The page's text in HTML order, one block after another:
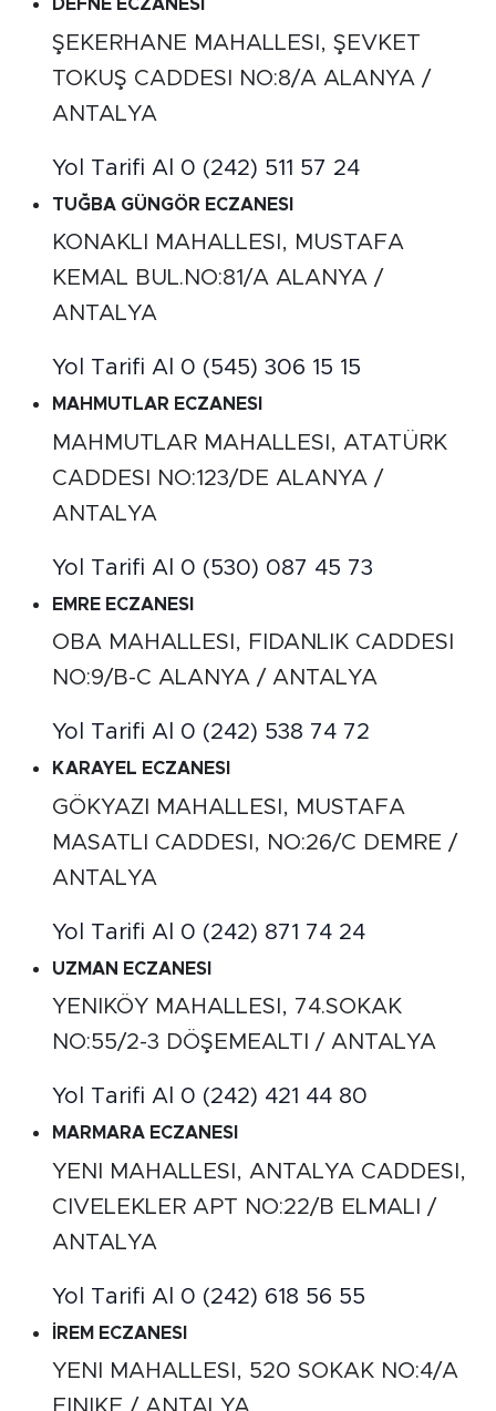
DEFNE ECZANESI
ŞEKERHANE MAHALLESI, ŞEVKET
TOKUŞ CADDESI NO:8/A ALANYA /
ANTALYA
Yol Tarifi Al 0 (242) 511 57 24
TUĞBA GÜNGÖR ECZANESI
KONAKLI MAHALLESI, MUSTAFA
KEMAL BUL.NO:81/A ALANYA /
ANTALYA
Yol Tarifi Al 0 (545) 306 15 15
MAHMUTLAR ECZANESI
MAHMUTLAR MAHALLESI, ATATÜRK
CADDESI NO:123/DE ALANYA /
ANTALYA
Yol Tarifi Al 0 (530) 087 45 73
EMRE ECZANESI
OBA MAHALLESI, FIDANLIK CADDESI
NO:9/B-C ALANYA / ANTALYA
Yol Tarifi Al 0 (242) 538 74 72
KARAYEL ECZANESI
GÖKYAZI MAHALLESI, MUSTAFA
MASATLI CADDESI, NO:26/C DEMRE /
ANTALYA
Yol Tarifi Al 0 (242) 871 74 24
UZMAN ECZANESI
YENIKÖY MAHALLESI, 74.SOKAK
NO:55/2-3 DÖŞEMEALTI / ANTALYA
Yol Tarifi Al 0 (242) 421 44 80
MARMARA ECZANESI
YENI MAHALLESI, ANTALYA CADDESI,
CIVELEKLER APT NO:22/B ELMALI /
ANTALYA
Yol Tarifi Al 0 (242) 618 56 55
İREM ECZANESI
YENI MAHALLESI, 520 SOKAK NO:4/A